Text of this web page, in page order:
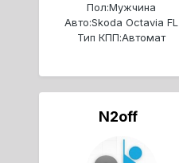
Пол:Мужчина
Авто:Skoda Octavia FL
Тип КПП:Автомат
N2off